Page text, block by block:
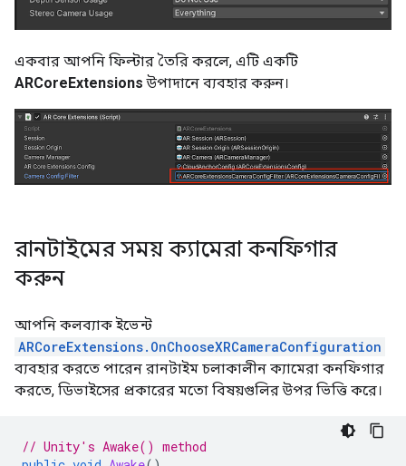
একবার আপনি ফিল্টার তৈরি করলে, এটি একটি
ARCoreExtensions উপাদানে ব্যবহার করুন।
রানটাইমের সময় ক্যামেরা কনফিগার
করুন
আপনি কলব্যাক ইভেন্ট
ARCoreExtensions.OnChooseXRCameraConfiguration
ব্যবহার করতে পারেন রানটাইম চলাকালীন ক্যামেরা কনফিগার
করতে, ডিভাইসের প্রকারের মতো বিষয়গুলির উপর ভিত্তি করে।
// Unity's Awake() method